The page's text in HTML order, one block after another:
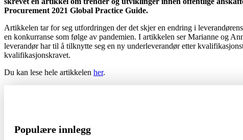
Procurement 2021 Global Practice Guide.
Artikkelen tar for seg utfordringen der det skjer en endring i
en konkurranse som følge av pandemien. I artikkelen ser Marianne og
leverandør har til å tilknytte seg en ny underleverandør etter
kvalifikasjonskravet.
Du kan lese hele artikkelen her.
Populære innlegg